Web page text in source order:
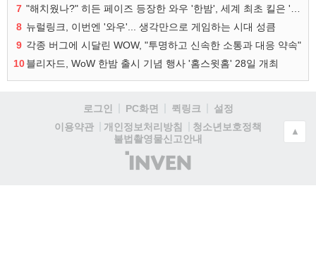
7
8 뉴럴링크, 이번엔 '와우'... 생각만으로 게임하는 시대 성큼
9 각종 버그에 시달린 WOW, "투명하고 신속한 소통과 대응 약속"
10블리자드, WoW 한밤 출시 기념 행사 '홈스윗홈' 28일 개최
로그인 PC화면 퀵링크
설정
이용약관
개인정보처리방침
청소년보호정책
불법촬영물신고안내
(주)
인
▲